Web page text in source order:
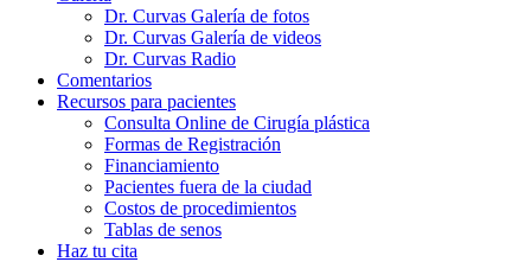
Dr. Curvas Galería de fotos
Dr. Curvas Galería de videos
Dr. Curvas Radio
Comentarios
Recursos para pacientes
Consulta Online de Cirugía plástica
Formas de Registración
Financiamiento
Pacientes fuera de la ciudad
Costos de procedimientos
Tablas de senos
Haz tu cita